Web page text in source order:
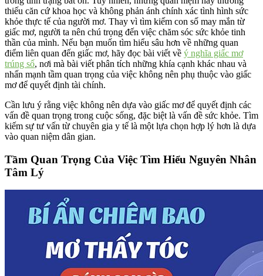
thiếu căn cứ khoa học và không phản ánh chính xác tình hình sức
khỏe thực tế của người mơ. Thay vì tìm kiếm con số may mắn từ
giấc mơ, người ta nên chú trọng đến việc chăm sóc sức khỏe tinh
thần của mình. Nếu bạn muốn tìm hiểu sâu hơn về những quan
điểm liên quan đến giấc mơ, hãy đọc bài viết về ý nghĩa giấc mơ
trúng số, nơi mà bài viết phân tích những khía cạnh khác nhau và
nhấn mạnh tầm quan trọng của việc không nên phụ thuộc vào giấc
mơ để quyết định tài chính.
Cần lưu ý rằng việc không nên dựa vào giấc mơ để quyết định các
vấn đề quan trọng trong cuộc sống, đặc biệt là vấn đề sức khỏe. Tìm
kiếm sự tư vấn từ chuyên gia y tế là một lựa chọn hợp lý hơn là dựa
vào quan niệm dân gian.
Tầm Quan Trọng Của Việc Tìm Hiểu Nguyên Nhân
Tâm Lý